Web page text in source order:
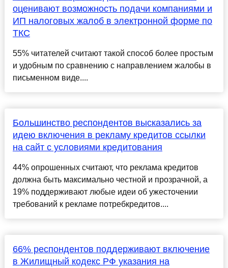
оценивают возможность подачи компаниями и
ИП налоговых жалоб в электронной форме по
ТКС
55% читателей считают такой способ более простым
и удобным по сравнению с направлением жалобы в
письменном виде....
Большинство респондентов высказались за
идею включения в рекламу кредитов ссылки
на сайт с условиями кредитования
44% опрошенных считают, что реклама кредитов
должна быть максимально честной и прозрачной, а
19% поддерживают любые идеи об ужесточении
требований к рекламе потребкредитов....
66% респондентов поддерживают включение
в Жилищный кодекс РФ указания на